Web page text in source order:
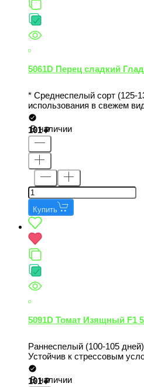
5061D Перец сладкий
* Среднеспелый сорт (125-
использования в свежем
В наличии
101
Купить
5091D Томат Изящный F1
Раннеспелый (100-105
Устойчив к стрессовым
В наличии
101